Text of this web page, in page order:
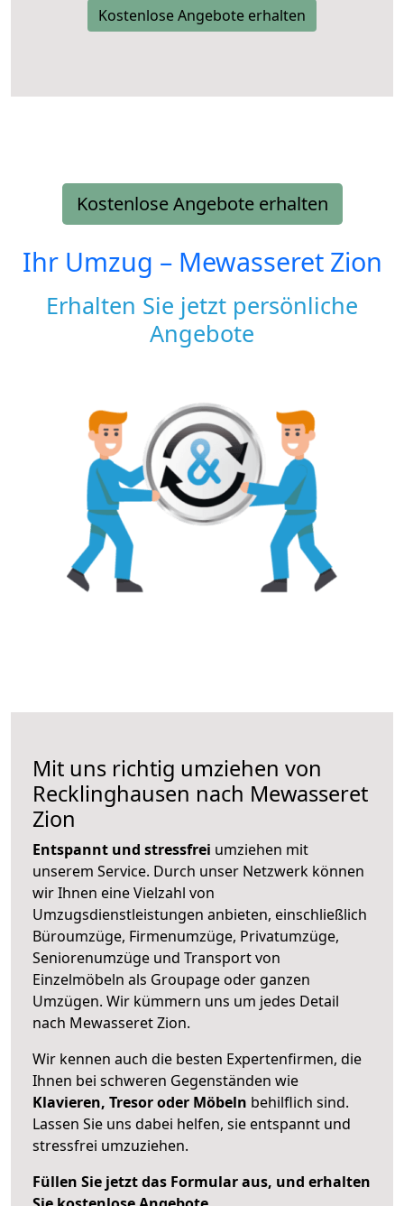
Kostenlose Angebote erhalten
Kostenlose Angebote erhalten
Ihr Umzug – Mewasseret Zion
Erhalten Sie jetzt persönliche
Angebote
Mit uns richtig umziehen von
Recklinghausen nach Mewasseret
Zion
Entspannt und stressfrei umziehen mit
unserem Service. Durch unser Netzwerk können
wir Ihnen eine Vielzahl von
Umzugsdienstleistungen anbieten, einschließlich
Büroumzüge, Firmenumzüge, Privatumzüge,
Seniorenumzüge und Transport von
Einzelmöbeln als Groupage oder ganzen
Umzügen. Wir kümmern uns um jedes Detail
nach Mewasseret Zion.
Wir kennen auch die besten Expertenfirmen, die
Ihnen bei schweren Gegenständen wie
Klavieren, Tresor oder Möbeln behilflich sind.
Lassen Sie uns dabei helfen, sie entspannt und
stressfrei umzuziehen.
Füllen Sie jetzt das Formular aus, und erhalten